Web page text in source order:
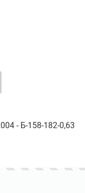
- Б-158-182-0,63